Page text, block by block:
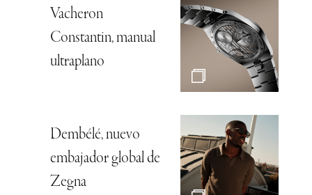
Vacheron
Constantin, manual
ultraplano
Dembélé, nuevo
embajador global de
Zegna